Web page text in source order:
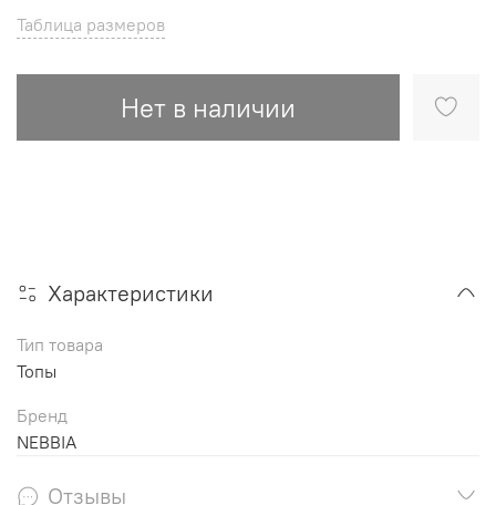
Таблица размеров
Нет в наличии
Характеристики
Тип товара
Топы
Бренд
NEBBIA
Отзывы